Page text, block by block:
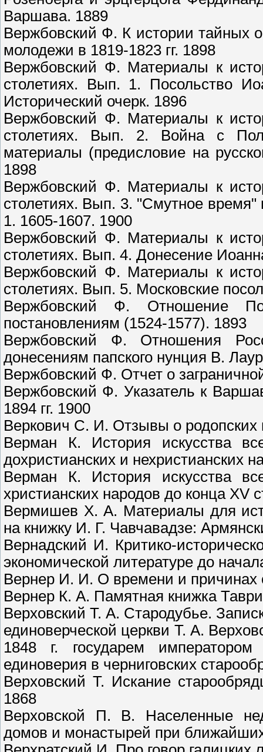
Варшава. 1889
Вержбовский Ф. К истории тайных
молодежи в 1819-1823 гг. 1898
Вержбовский Ф. Материалы к
столетиях. Вып. 1. Посольство
Исторический очерк. 1896
Вержбовский Ф. Материалы к
столетиях. Вып. 2. Война с
материалы (предисловие на
1898
Вержбовский Ф. Материалы к
столетиях. Вып. 3. "Смутное время"
1. 1605-1607. 1900
Вержбовский Ф. Материалы к
столетиях. Вып. 4. Донесение
Вержбовский Ф. Материалы к
столетиях. Вып. 5. Московские
Вержбовский Ф. Отношение
постановлениям (1524-1577). 1893
Вержбовский Ф. Отношения
донесениям папского нунция В.
Вержбовский Ф. Отчет о
Вержбовский Ф. Указатель к
1894 гг. 1900
Веркович С. И. Отзывы о родопских
Верман К. История искусства
дохристианских и нехристианских
Верман К. История искусства
христианских народов до конца XV
Вермишев Х. А. Материалы для
на книжку И. Г. Чавчавадзе:
Вернадский И. Критико-
экономической литературе до
Вернер И. И. О времени и причинах
Вернер К. А. Памятная книжка
Верховский Т. А. Стародубье.
единоверческой церкви Т. А.
1848 г. государем
единоверия в черниговских
Верховский Т. Искание
1868
Верховской П. В. Населенные
домов и монастырей при